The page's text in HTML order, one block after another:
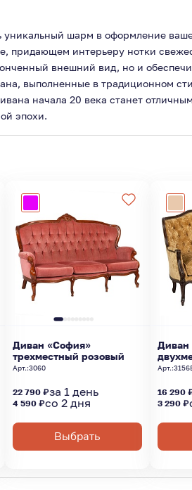
шарм в оформление
придающем интерьеру нотки
внешний вид, но и
выполненные в традиционном
начала 20 века станет
эпохи.
Диван «София»
трехместный розовый
Арт.:3060
22 790 ₽за 1 день
4 590 ₽со 2 дня
Выбрать
Диван
Арт.:
16 290
3 290 ₽